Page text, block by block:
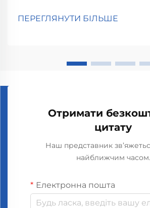
запахів всередині автомобіля та
ПЕРЕГЛЯНУТИ БІЛЬШЕ
Отримати
цитату
Наш представник
найближчим часом.
Електронна пошта